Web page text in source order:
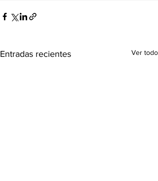
Entradas recientes Ver todo